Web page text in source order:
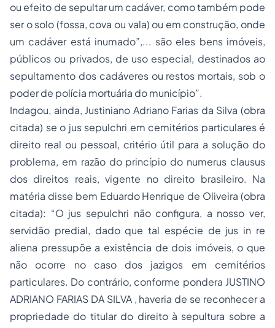
ou efeito de sepultar um cadáver, como também pode
ser o solo (fossa, cova ou vala) ou em construção, onde
um cadáver está inumado”,... são eles bens imóveis,
públicos ou privados, de uso especial, destinados ao
sepultamento dos cadáveres ou restos mortais, sob o
poder de polícia mortuária do município”.
Indagou, ainda, Justiniano Adriano Farias da Silva (obra
citada) se o jus sepulchri em cemitérios particulares é
direito real ou pessoal, critério útil para a solução do
problema, em razão do princípio do numerus clausus
dos direitos reais, vigente no direito brasileiro. Na
matéria disse bem Eduardo Henrique de Oliveira (obra
citada): “O jus sepulchri não configura, a nosso ver,
servidão predial, dado que tal espécie de jus in re
aliena pressupõe a existência de dois imóveis, o que
não ocorre no caso dos jazigos em cemitérios
particulares. Do contrário, conforme pondera JUSTINO
ADRIANO FARIAS DA SILVA , haveria de se reconhecer a
propriedade do titular do direito à sepultura sobre a